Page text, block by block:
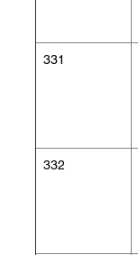
331
332